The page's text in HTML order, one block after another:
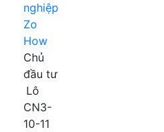
nghiệp
Zo
How
Chủ
đầu tư
Lô
CN3-
10-11